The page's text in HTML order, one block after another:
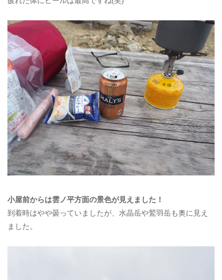
小屋前からは雲ノ平方面の景色が見えました！
到着時はやや曇っていましたが、水晶岳や鷲羽岳も奥に見え
ました。